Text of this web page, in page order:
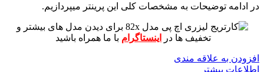
در ادامه توضیحات به مشخصات کلی این پرینتر میپردازیم.
برای دیدن مدل های بیشتر و
تخفیف ها در
اینستاگرام با ما همراه باشید
افزودن به علاقه مندی
اطلاعات بیشتر